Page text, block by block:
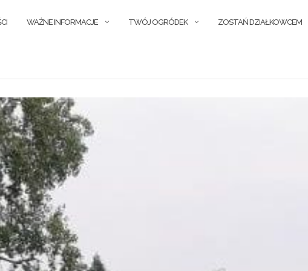
WAŻNE INFORMACJE TWÓJ OGRÓDEK ZOSTAŃ DZIAŁKOWCEM